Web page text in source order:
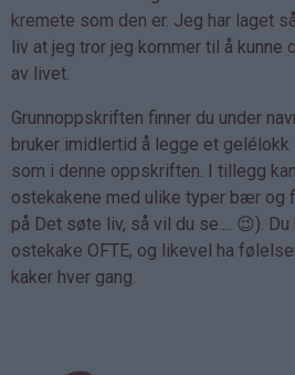
kremete som den er. Jeg har laget
liv at jeg tror jeg kommer til å kunne
av livet.
Grunnoppskriften finner du under
bruker imidlertid å legge et gelélokk
som i denne oppskriften. I tillegg
ostekakene med ulike typer bær og
på Det søte liv, så vil du se.... 😉).
ostekake OFTE, og likevel ha
kaker hver gang.